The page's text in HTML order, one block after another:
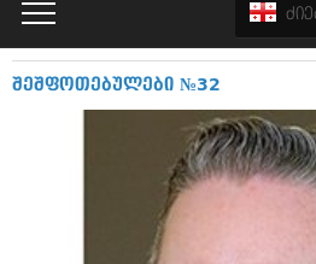
კატალოგი
შეშფოთებულები №32